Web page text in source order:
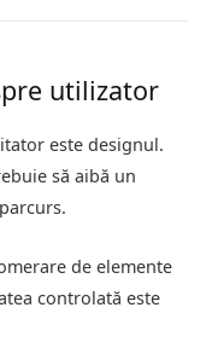
utilizator
este designul.
să aibă un
de elemente
controlată este